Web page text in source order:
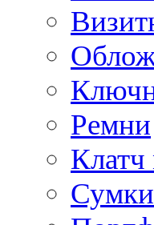
Ремни